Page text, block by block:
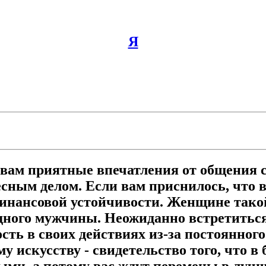
Я
приятные впечатления от общения
делом. Если вам приснилось, что
устойчивости. Женщине
мужчины. Неожиданно
в своих действиях из-за
искусству - свидетельство того,